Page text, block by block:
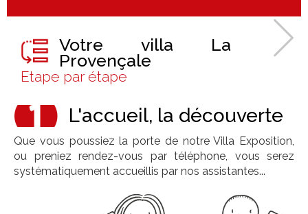
Votre villa La
Provençale
Etape par étape
L'accueil, la découverte
Que vous poussiez la porte de notre Villa Exposition,
ou preniez rendez-vous par téléphone, vous serez
systématiquement accueillis par nos assistantes...